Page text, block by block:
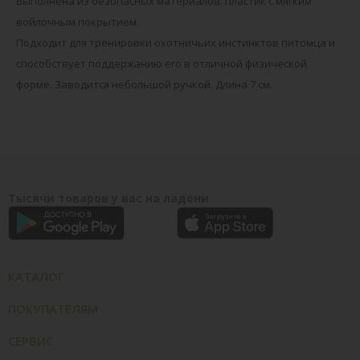
войлочным покрытием.
Подходит для тренировки охотничьих инстинктов питомца и
способствует поддержанию его в отличной физической
форме. Заводится небольшой ручкой. Длина 7 см.